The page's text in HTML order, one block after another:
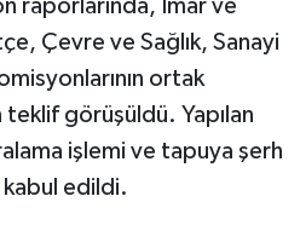
raporlarında, İmar ve
Çevre ve Sağlık, Sanayi
ortak
teklif görüşüldü. Yapılan
işlemi ve tapuya şerh
kabul edildi.